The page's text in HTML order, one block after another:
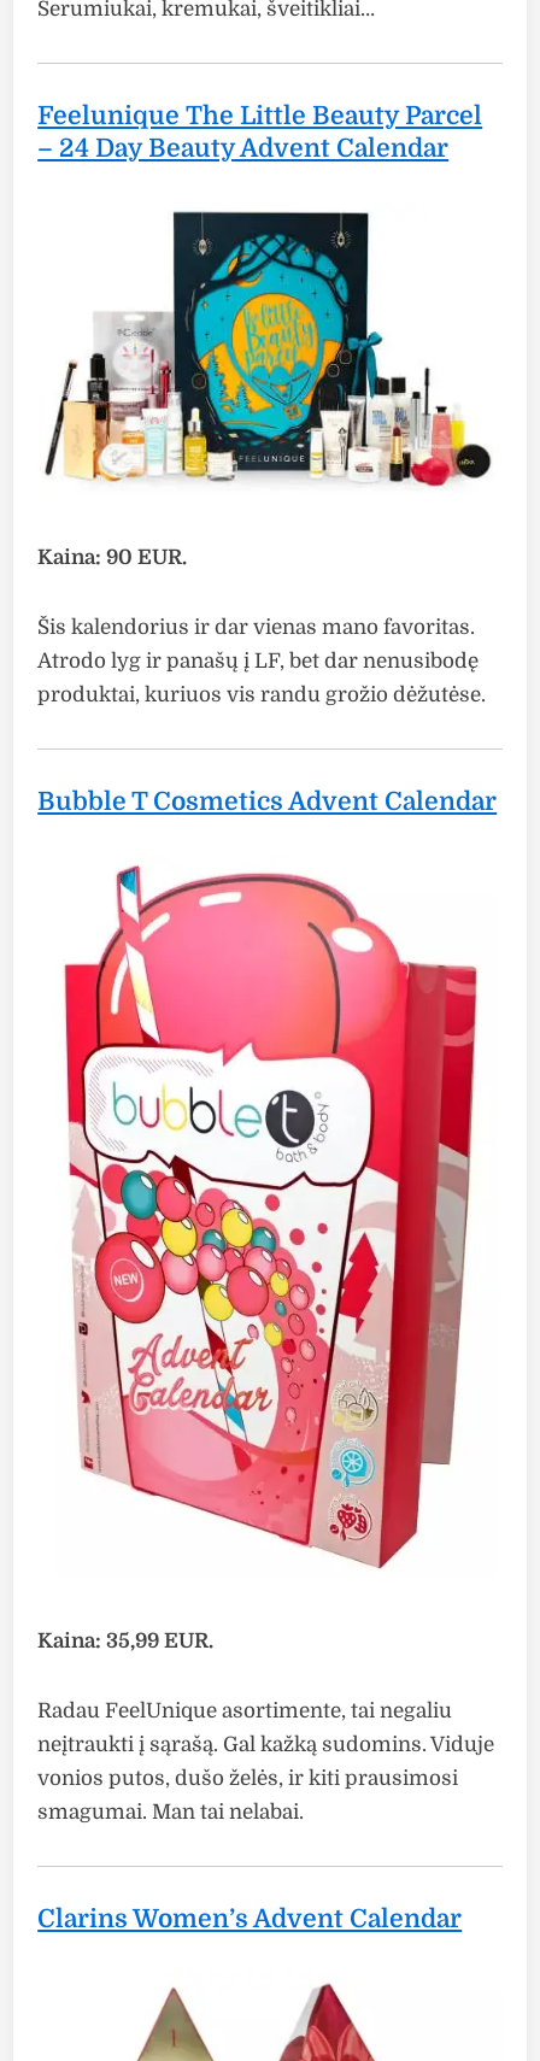
Serumiukai, kremukai, šveitikliai…
Feelunique The Little Beauty Parcel
– 24 Day Beauty Advent Calendar
Kaina: 90 EUR.
Šis kalendorius ir dar vienas mano favoritas.
Atrodo lyg ir panašų į LF, bet dar nenusibodę
produktai, kuriuos vis randu grožio dėžutėse.
Bubble T Cosmetics Advent Calendar
Kaina: 35,99 EUR.
Radau FeelUnique asortimente, tai negaliu
neįtraukti į sąrašą. Gal kažką sudomins. Viduje
vonios putos, dušo želės, ir kiti prausimosi
smagumai. Man tai nelabai.
Clarins Women’s Advent Calendar